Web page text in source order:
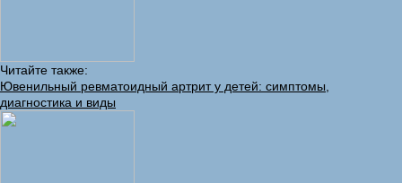
Читайте также:
Ювенильный ревматоидный артрит у детей: симптомы,
диагностика и виды